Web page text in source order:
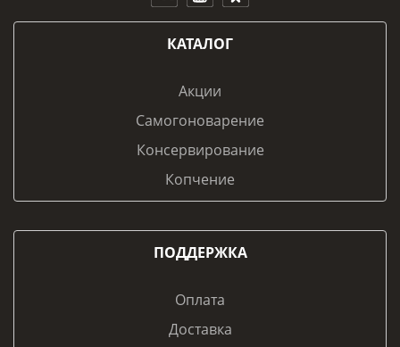
КАТАЛОГ
Акции
Самогоноварение
Консервирование
Копчение
ПОДДЕРЖКА
Оплата
Доставка